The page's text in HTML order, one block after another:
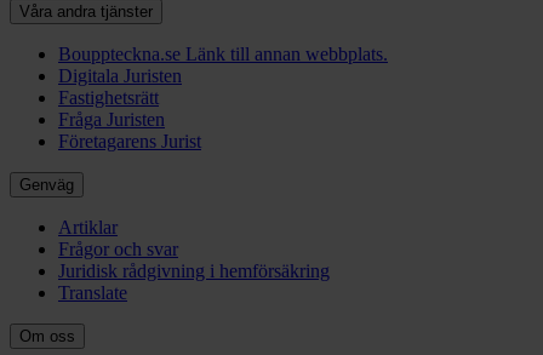
Våra andra tjänster
Bouppteckna.se Länk till annan webbplats.
Digitala Juristen
Fastighetsrätt
Fråga Juristen
Företagarens Jurist
Genväg
Artiklar
Frågor och svar
Juridisk rådgivning i hemförsäkring
Translate
Om oss